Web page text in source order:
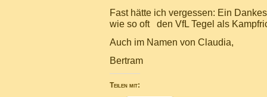
Fast hätte ich vergessen: Ein
wie so oft den VfL Tegel als
Auch im Namen von Claudia,
Bertram
Teilen mit: